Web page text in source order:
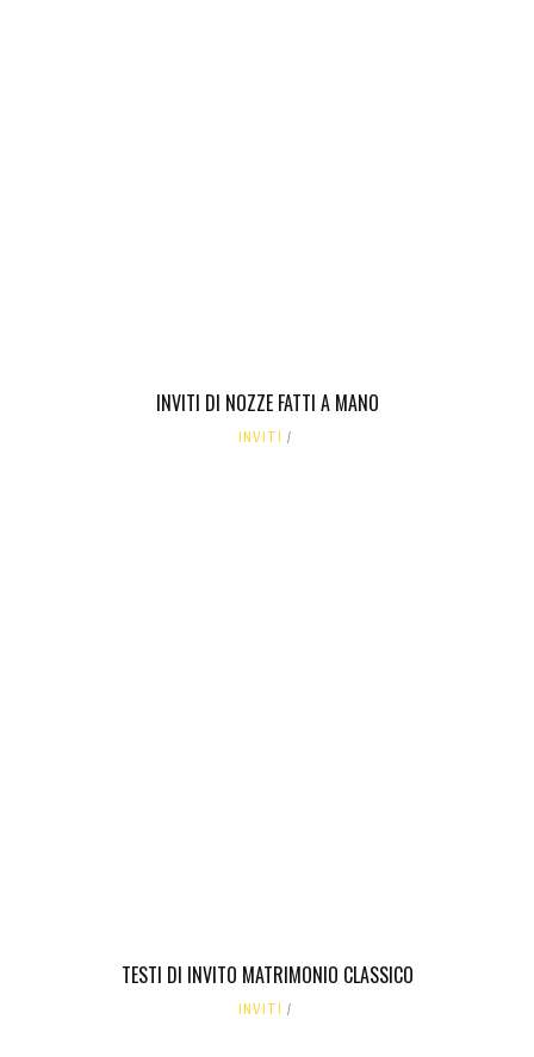
INVITI DI NOZZE FATTI A MANO
INVITI
TESTI DI INVITO MATRIMONIO CLASSICO
INVITI